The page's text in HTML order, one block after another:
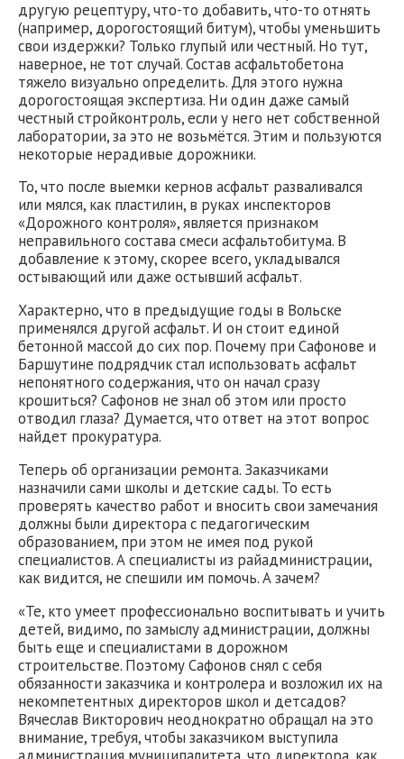
другую рецептуру, что-то добавить, что-то отнять
(например, дорогостоящий битум), чтобы уменьшить
свои издержки? Только глупый или честный. Но тут,
наверное, не тот случай. Состав асфальтобетона
тяжело визуально определить. Для этого нужна
дорогостоящая экспертиза. Ни один даже самый
честный стройконтроль, если у него нет собственной
лаборатории, за это не возьмётся. Этим и пользуются
некоторые нерадивые дорожники.
То, что после выемки кернов асфальт разваливался
или мялся, как пластилин, в руках инспекторов
«Дорожного контроля», является признаком
неправильного состава смеси асфальтобитума. В
добавление к этому, скорее всего, укладывался
остывающий или даже остывший асфальт.
Характерно, что в предыдущие годы в Вольске
применялся другой асфальт. И он стоит единой
бетонной массой до сих пор. Почему при Сафонове и
Баршутине подрядчик стал использовать асфальт
непонятного содержания, что он начал сразу
крошиться? Сафонов не знал об этом или просто
отводил глаза? Думается, что ответ на этот вопрос
найдет прокуратура.
Теперь об организации ремонта. Заказчиками
назначили сами школы и детские сады. То есть
проверять качество работ и вносить свои замечания
должны были директора с педагогическим
образованием, при этом не имея под рукой
специалистов. А специалисты из райадминистрации,
как видится, не спешили им помочь. А зачем?
«Те, кто умеет профессионально воспитывать и учить
детей, видимо, по замыслу администрации, должны
быть еще и специалистами в дорожном
строительстве. Поэтому Сафонов снял с себя
обязанности заказчика и контролера и возложил их на
некомпетентных директоров школ и детсадов?
Вячеслав Викторович неоднократно обращал на это
внимание, требуя, чтобы заказчиком выступила